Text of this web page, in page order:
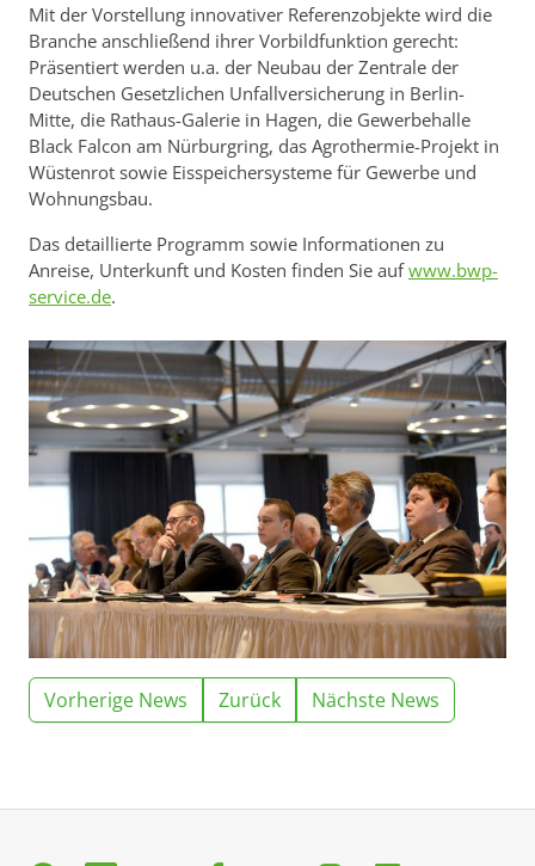
Mit der Vorstellung innovativer Referenzobjekte wird die
Branche anschließend ihrer Vorbildfunktion gerecht:
Präsentiert werden u.a. der Neubau der Zentrale der
Deutschen Gesetzlichen Unfallversicherung in Berlin-
Mitte, die Rathaus-Galerie in Hagen, die Gewerbehalle
Black Falcon am Nürburgring, das Agrothermie-Projekt in
Wüstenrot sowie Eisspeichersysteme für Gewerbe und
Wohnungsbau.
Das detaillierte Programm sowie Informationen zu
Anreise, Unterkunft und Kosten finden Sie aufwww.bwp-
service.de.
Vorherige News Zurück Nächste News